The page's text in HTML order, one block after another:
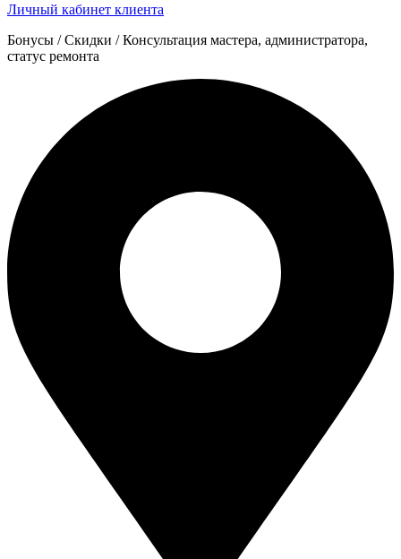
Личный кабинет клиента
Бонусы / Скидки / Консультация мастера, администратора,
статус ремонта